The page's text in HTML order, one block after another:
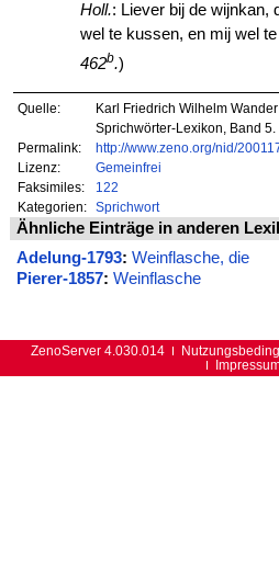
Holl.: Liever bij de wijnkan,
wel te kussen, en mij wel
462b.)
Quelle:
Karl Friedrich Wilhelm
Sprichwörter-Lexikon, Band 5.
Permalink:
http://www.zeno.org/nid/
Lizenz:
Gemeinfrei
Faksimiles:
122
Kategorien:
Sprichwort
Ähnliche Einträge in anderen
Adelung-1793: Weinflasche, die
Pierer-1857: Weinflasche
ZenoServer 4.030.014